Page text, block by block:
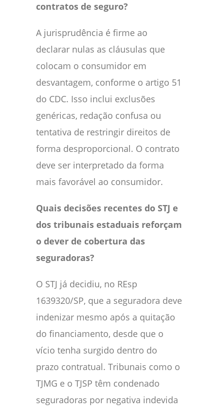
contratos de seguro?
A jurisprudência é firme ao
declarar nulas as cláusulas que
colocam o consumidor em
desvantagem, conforme o artigo 51
do CDC. Isso inclui exclusões
genéricas, redação confusa ou
tentativa de restringir direitos de
forma desproporcional. O contrato
deve ser interpretado da forma
mais favorável ao consumidor.
Quais decisões recentes do STJ e
dos tribunais estaduais reforçam
o dever de cobertura das
seguradoras?
O STJ já decidiu, no REsp
1639320/SP, que a seguradora deve
indenizar mesmo após a quitação
do financiamento, desde que o
vício tenha surgido dentro do
prazo contratual. Tribunais como o
TJMG e o TJSP têm condenado
seguradoras por negativa indevida